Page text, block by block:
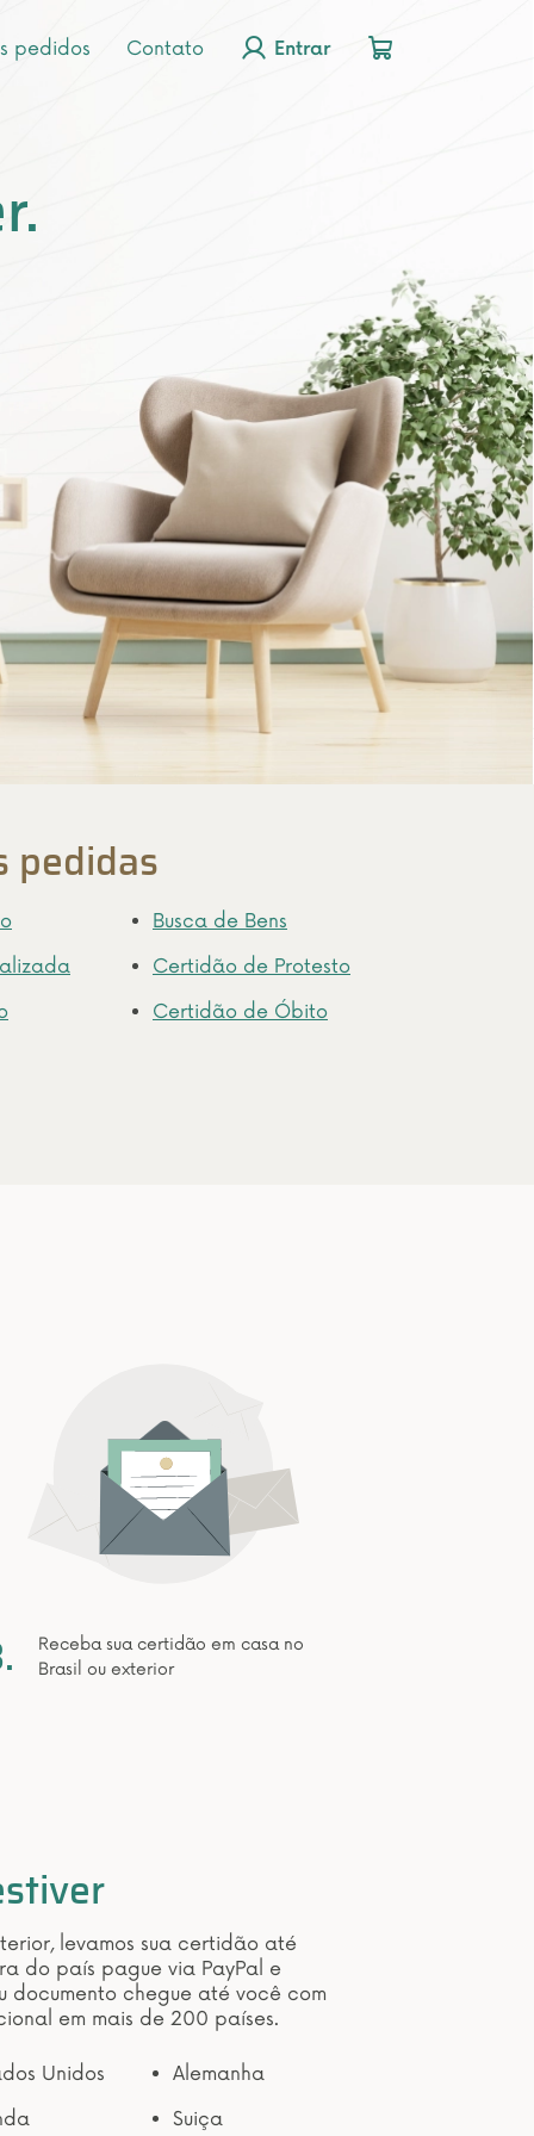
pedidos Contato Entrar
pedidas
Busca de Bens
Certidão de Protesto
Certidão de Óbito
Receba sua certidão em casa no
Brasil ou exterior
levamos sua certidão até
do país pague via PayPal e
documento chegue até você com
em mais de 200 países.
Unidos
Alemanha
Suiça